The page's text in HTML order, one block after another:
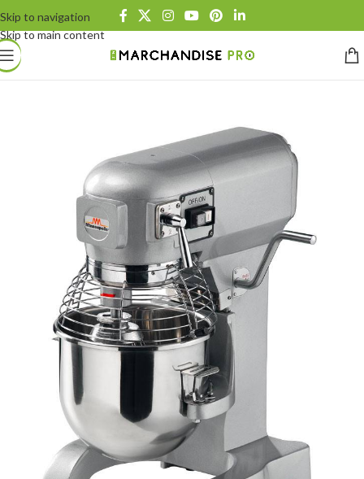
Skip to navigation
Skip to main content